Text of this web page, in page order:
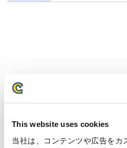
This website uses cookies
当社は、コンテンツや広告をカ
本件に関するお問い合わ
〒540-0037 大阪市中央区内平野町
TEL : 06-6920-3623 / FAX : 06-